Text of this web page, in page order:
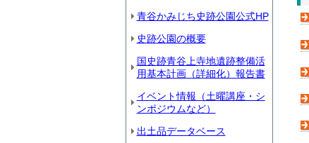
青谷かみじち史跡公園公式HP
史跡公園の概要
国史跡青谷上寺地遺跡整備活
用基本計画（詳細化）報告書
イベント情報（土曜講座・シ
ンポジウムなど）
出土品データベース